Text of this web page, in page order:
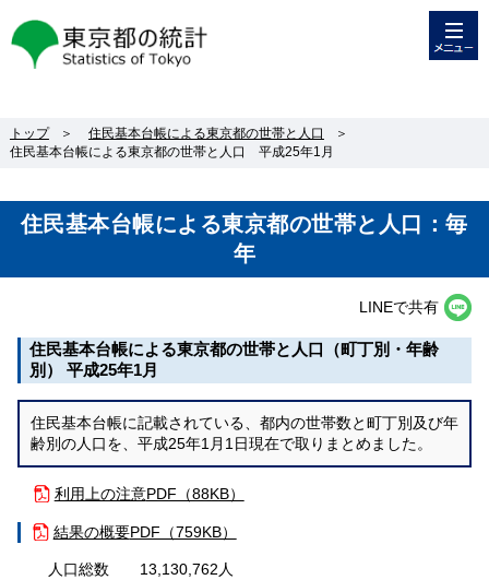
東京都の統計
トップ ＞ 住民基本台帳による東京都の世帯と人口
＞
住民基本台帳による東京都の世帯と人口 平成25年1月
住民基本台帳による東京都の世帯と人口：毎
年
LINEで共有
住民基本台帳による東京都の世帯と人口（町丁別・年齢
別） 平成25年1月
住民基本台帳に記載されている、都内の世帯数と町丁別及び年
齢別の人口を、平成25年1月1日現在で取りまとめました。
利用上の注意PDF（88KB）
結果の概要PDF（759KB）
人口総数 13,130,762人